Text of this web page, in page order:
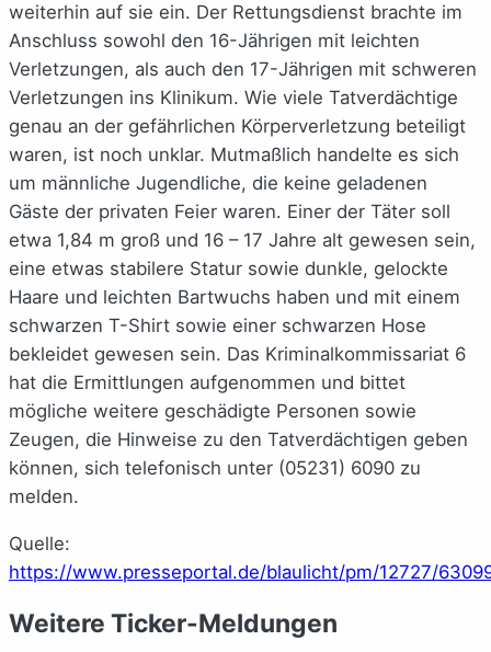
weiterhin auf sie ein. Der Rettungsdienst brachte im
Anschluss sowohl den 16-Jährigen mit leichten
Verletzungen, als auch den 17-Jährigen mit schweren
Verletzungen ins Klinikum. Wie viele Tatverdächtige
genau an der gefährlichen Körperverletzung beteiligt
waren, ist noch unklar. Mutmaßlich handelte es sich
um männliche Jugendliche, die keine geladenen
Gäste der privaten Feier waren. Einer der Täter soll
etwa 1,84 m groß und 16 – 17 Jahre alt gewesen sein,
eine etwas stabilere Statur sowie dunkle, gelockte
Haare und leichten Bartwuchs haben und mit einem
schwarzen T-Shirt sowie einer schwarzen Hose
bekleidet gewesen sein. Das Kriminalkommissariat 6
hat die Ermittlungen aufgenommen und bittet
mögliche weitere geschädigte Personen sowie
Zeugen, die Hinweise zu den Tatverdächtigen geben
können, sich telefonisch unter (05231) 6090 zu
melden.
Quelle:
https://www.presseportal.de/blaulicht/pm/12727/
Weitere Ticker-Meldungen